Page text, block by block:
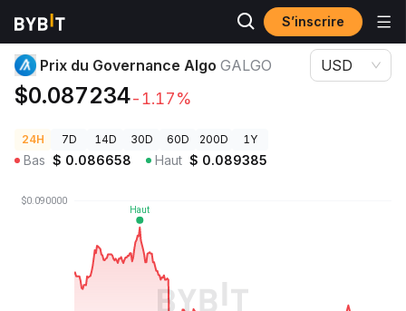
S’inscrire
Prix des cryptos Prix du Governance Algo GALGO
Prix du Governance Algo GALGO
$0.087234-1.17%
USD
24H 7D 14D 30D 60D 200D 1Y
Bas $ 0.086658 Haut $ 0.089385